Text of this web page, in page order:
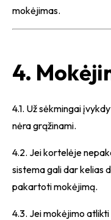
mokėjimas.
4.
4.1. Už sėkmingai
nėra grąžinami.
4.2. Jei kortelėje
sistema gali dar kelias
pakartoti mokėjimą.
4.3. Jei mokėjimo